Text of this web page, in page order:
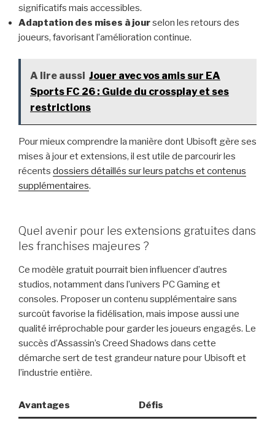
significatifs mais accessibles.
Adaptation des mises à jourselon les retours des
joueurs, favorisant l’amélioration continue.
A lire aussi Jouer avec vos amis sur EA
Sports FC 26 : Guide du crossplay et ses
restrictions
Pour mieux comprendre la manière dont Ubisoft gère ses
mises à jour et extensions, il est utile de parcourir les
récents dossiers détaillés sur leurs patchs et contenus
supplémentaires.
Quel avenir pour les extensions gratuites dans
les franchises majeures ?
Ce modèle gratuit pourrait bien influencer d’autres
studios, notamment dans l’univers PC Gaming et
consoles. Proposer un contenu supplémentaire sans
surcoût favorise la fidélisation, mais impose aussi une
qualité irréprochable pour garder les joueurs engagés. Le
succès d’Assassin’s Creed Shadows dans cette
démarche sert de test grandeur nature pour Ubisoft et
l’industrie entière.
Avantages Défis